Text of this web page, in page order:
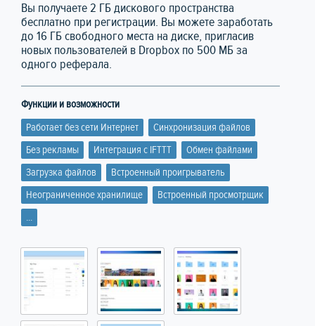
Вы получаете 2 ГБ дискового пространства
бесплатно при регистрации. Вы можете заработать
до 16 ГБ свободного места на диске, пригласив
новых пользователей в Dropbox по 500 МБ за
одного реферала.
Функции и возможности
Работает без сети Интернет
Синхронизация файлов
Без рекламы
Интеграция с IFTTT
Обмен файлами
Загрузка файлов
Встроенный проигрыватель
Неограниченное хранилище
Встроенный просмотрщик
...